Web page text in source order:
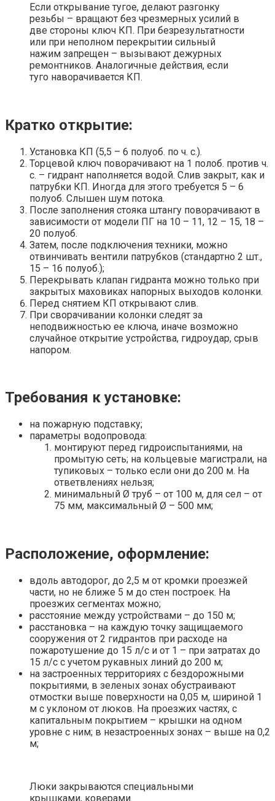
Если открывание тугое, делают разгонку
резьбы – вращают без чрезмерных усилий в
две стороны ключ КП. При безрезультатности
или при неполном перекрытии сильный
нажим запрещен – вызывают дежурных
ремонтников. Аналогичные действия, если
туго наворачивается КП.
Кратко открытие:
Установка КП (5,5 – 6 полуоб. по ч. с.).
Торцевой ключ поворачивают на 1 полоб. против ч.
с. – гидрант наполняется водой. Слив закрыт, как и
патрубки КП. Иногда для этого требуется 5 – 6
полуоб. Слышен шум потока.
После заполнения стояка штангу поворачивают в
зависимости от модели ПГ на 10 – 11, 12 – 15, 18 –
20 полуоб.
Затем, после подключения техники, можно
отвинчивать вентили патрубков (стандартно 2 шт.,
15 – 16 полуоб.);
Перекрывать клапан гидранта можно только при
закрытых маховиках напорных выходов колонки.
Перед снятием КП открывают слив.
При сворачивании колонки следят за
неподвижностью ее ключа, иначе возможно
случайное открытие устройства, гидроудар, срыв
напором.
Требования к установке:
на пожарную подставку;
параметры водопровода:
монтируют перед гидроиспытаниями, на
промытую сеть; на кольцевые магистрали, на
тупиковых – только если они до 200 м. На
ответвлениях нельзя;
минимальный Ø труб – от 100 м, для сел – от
75 мм, максимальный Ø – 500 мм;
Расположение, оформление:
вдоль автодорог, до 2,5 м от кромки проезжей
части, но не ближе 5 м до стен построек. На
проезжих сегментах можно;
расстояние между устройствами – до 150 м;
расстановка – на каждую точку защищаемого
сооружения от 2 гидрантов при расходе на
пожаротушение до 15 л/с и от 1 – при затратах до
15 л/с с учетом рукавных линий до 200 м;
на застроенных территориях с бездорожными
покрытиями, в зеленых зонах обустраивают
отмостки выше поверхности на 0,05 м, шириной 1
м с уклоном от люков. На проезжих частях, с
капитальным покрытием – крышки на одном
уровне с ним; в незастроенных зонах – выше на 0,2
м;
Люки закрываются специальными
крышками, коверами.